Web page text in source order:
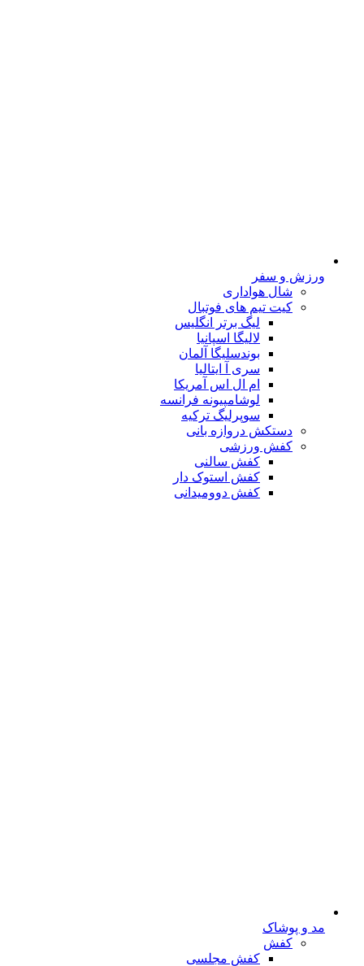
ورزش و سفر
شال هواداری
کیت تیم های فوتبال
لیگ برتر انگلیس
لالیگا اسپانیا
بوندسلیگا آلمان
سری آ ایتالیا
ام ال اس آمریکا
لوشامپیونه فرانسه
سوپرلیگ ترکیه
دستکش دروازه بانی
کفش ورزشی
کفش سالنی
کفش استوک دار
کفش دوومیدانی
مد و پوشاک
کفش
کفش مجلسی